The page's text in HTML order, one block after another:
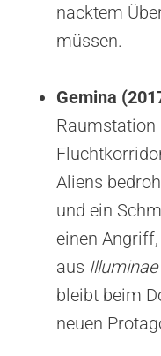
nacktem
müssen.
Gemina
Raumstation
Aliens
und ein
einen
aus Illuminae
bleibt beim
neuen